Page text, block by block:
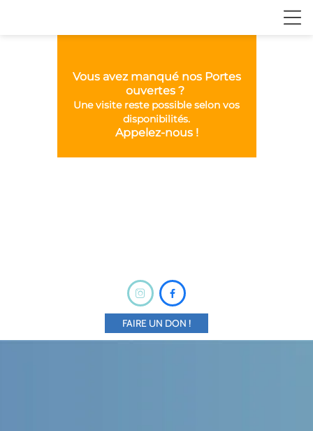
Vous avez manqué nos Portes
ouvertes ?
Une visite reste possible selon vos
disponibilités.
Appelez-nous !
 
FAIRE UN DON !